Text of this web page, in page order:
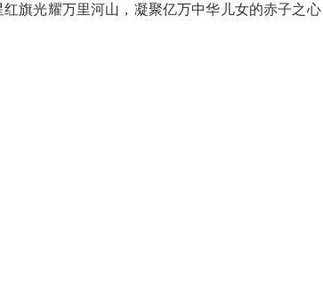
旗光耀万里河山，凝聚亿万中华儿女的赤子之